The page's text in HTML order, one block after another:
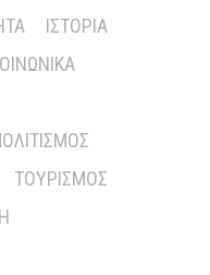
ΙΣΤΟΡΊΑ
ΤΟΥΡΙΣΜΌΣ